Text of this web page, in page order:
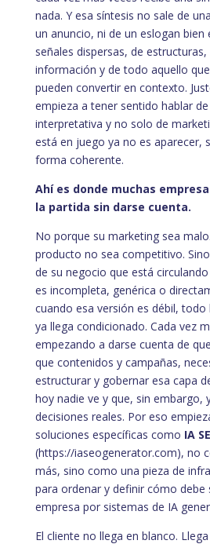
nada. Y esa síntesis no sale de
un anuncio, ni de un eslogan bien
señales dispersas, de
información y de todo aquello
pueden convertir en contexto.
empieza a tener sentido hablar
interpretativa y no solo de
está en juego ya no es aparecer,
forma coherente.
Ahí es donde muchas
la partida sin darse cuenta.
No porque su marketing sea
producto no sea competitivo.
de su negocio que está
es incompleta, genérica o
cuando esa versión es débil, todo
ya llega condicionado. Cada vez
empezando a darse cuenta de
que contenidos y campañas,
estructurar y gobernar esa capa
hoy nadie ve y que, sin embargo,
decisiones reales. Por eso
soluciones específicas como IA
(https://iaseogenerator.com), no
más, sino como una pieza de
para ordenar y definir cómo debe
empresa por sistemas de IA
El cliente no llega en blanco.